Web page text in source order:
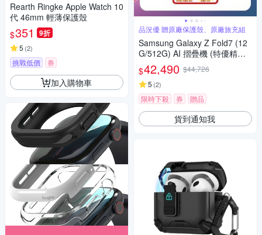
Rearth Ringke Apple Watch 10
代 46mm 輕薄保護殼
$351 9折
5 (2)
挑戰低價 券
加入購物車
品況優 贈原廠保護殼、原廠旅充組
Samsung Galaxy Z Fold7 (12
G/512G) AI 摺疊機 (特優精選
福利品)【贈原廠保護殼+45W
旅充組】
$42,490 $44,726
5 (2)
限時下殺 券 贈品
貨到通知我